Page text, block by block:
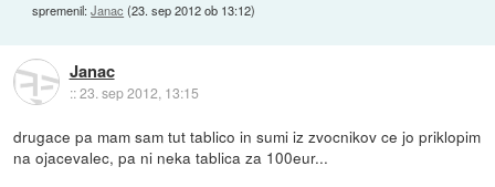
spremenil:Janac (23. sep 2012 ob 13:12)
Janac
::23. sep 2012, 13:15
drugace pa mam sam tut tablico in sumi iz zvocnikov ce jo priklopim
na ojacevalec, pa ni neka tablica za 100eur...